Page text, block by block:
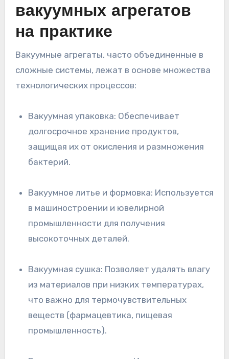
вакуумных агрегатов
на практике
Вакуумные агрегаты, часто объединенные в
сложные системы, лежат в основе множества
технологических процессов:
Вакуумная упаковка: Обеспечивает
долгосрочное хранение продуктов,
защищая их от окисления и размножения
бактерий.
Вакуумное литье и формовка: Используется
в машиностроении и ювелирной
промышленности для получения
высокоточных деталей.
Вакуумная сушка: Позволяет удалять влагу
из материалов при низких температурах,
что важно для термочувствительных
веществ (фармацевтика, пищевая
промышленность).